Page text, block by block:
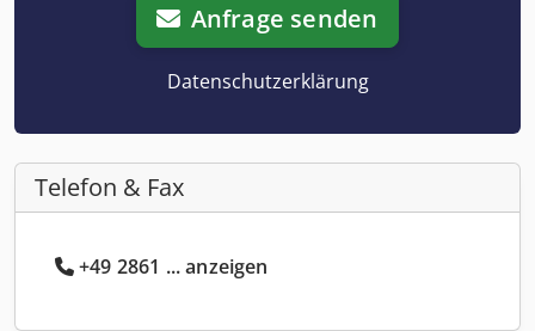
Anfrage senden
Datenschutzerklärung
Telefon & Fax
+49 2861 ... anzeigen